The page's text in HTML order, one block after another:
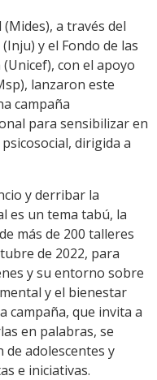
Link
a través del
y el Fondo de las
con el apoyo
lanzaron este
campaña
para sensibilizar en
dirigida a
y derribar la
es un tema tabú, la
más de 200 talleres
de 2022, para
y su entorno sobre
y el bienestar
campaña, que invita a
en palabras, se
adolescentes y
e iniciativas.